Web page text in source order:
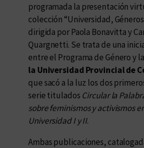
programada la presentación
colección “Universidad,
dirigida por Paola Bonavitta y
Quargnetti. Se trata de una
entre el Programa de Género y la
la Universidad Provincial de
que sacó a la luz los dos
serie titulados Circular la
sobre feminismos y activismos
Universidad I y II.
Ambas publicaciones,